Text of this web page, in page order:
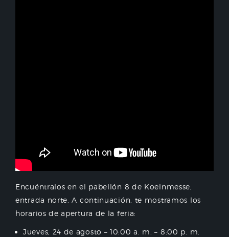
Encuéntralos en el pabellón 8 de Koelnmesse,
entrada norte. A continuación, te mostramos los
horarios de apertura de la feria:
Jueves, 24 de agosto – 10:00 a. m. – 8:00 p. m.